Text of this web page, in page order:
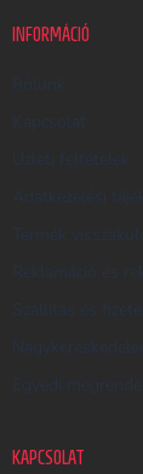
INFORMÁCIÓ
Rólunk
Kapcsolat
Üzleti feltételek
Adatkezelési
Termék
Reklamáció és
Szállítás és
Egyedi
KAPCSOLAT